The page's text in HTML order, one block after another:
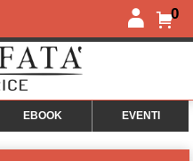
0
EBOOK EVENTI